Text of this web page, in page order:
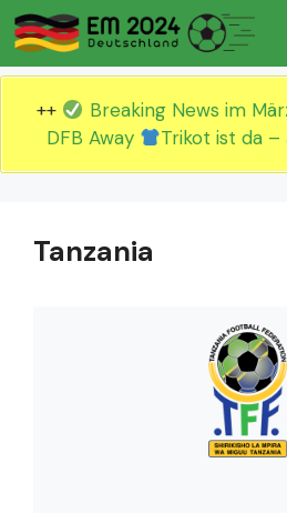
Zum
Inhalt
springen
++
Breaking News im
DFB Away
Trikot ist da
Tanzania